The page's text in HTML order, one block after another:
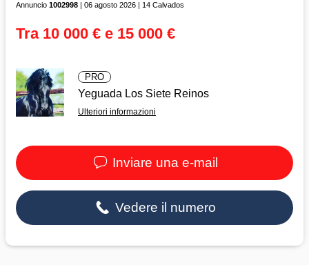
Annuncio 1002998 | 06 agosto 2026 | 14 Calvados
Tra 10 000 € e 15 000 €
PRO
Yeguada Los Siete Reinos
Ulteriori informazioni
Inviare una e-mail
Vedere il numero